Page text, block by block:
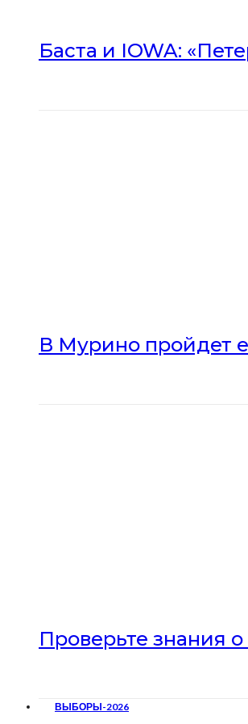
Баста и IOWA:
В Мурино пройдет
Проверьте знания
ВЫБОРЫ-2026